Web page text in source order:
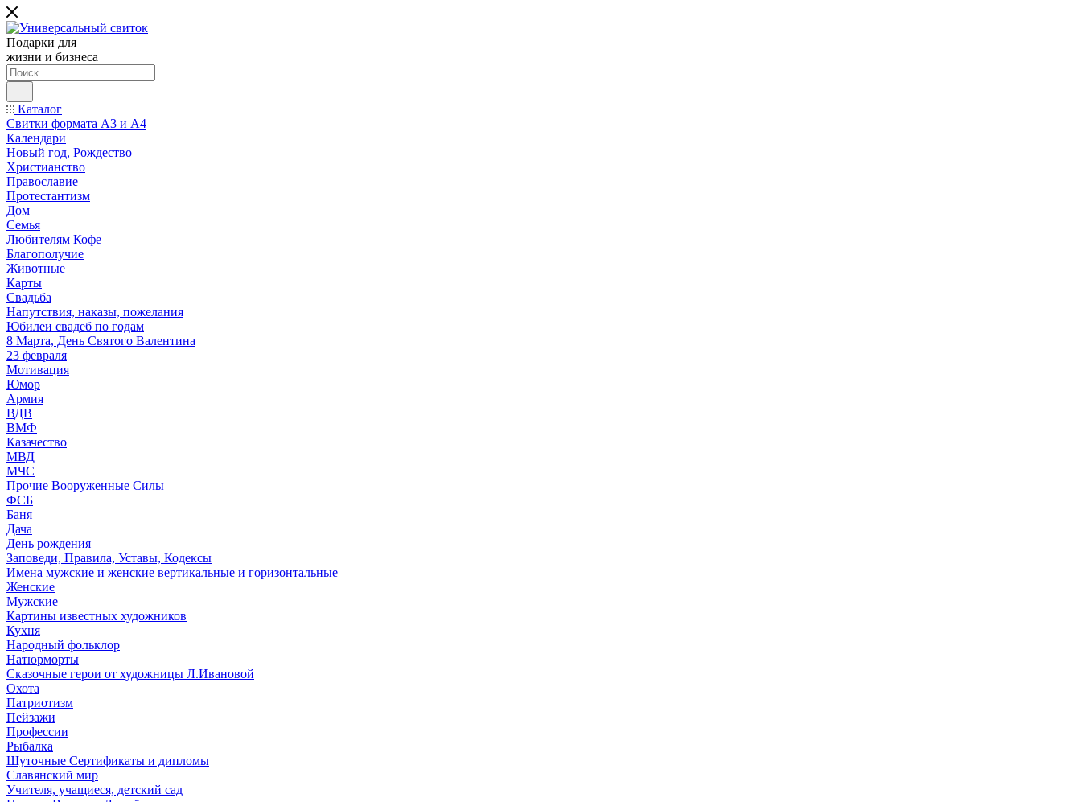
Подарки для
жизни и бизнеса
Каталог
Свитки формата А3 и А4
Календари
Новый год, Рождество
Христианство
Православие
Протестантизм
Дом
Семья
Любителям Кофе
Благополучие
Животные
Карты
Свадьба
Напутствия, наказы, пожелания
Юбилеи свадеб по годам
8 Марта, День Святого Валентина
23 февраля
Мотивация
Юмор
Армия
ВДВ
ВМФ
Казачество
МВД
МЧС
Прочие Вооруженные Силы
ФСБ
Баня
Дача
День рождения
Заповеди, Правила, Уставы, Кодексы
Имена мужские и женские вертикальные и горизонтальные
Женские
Мужские
Картины известных художников
Кухня
Народный фольклор
Натюрморты
Сказочные герои от художницы Л.Ивановой
Охота
Патриотизм
Пейзажи
Профессии
Рыбалка
Шуточные Сертификаты и дипломы
Славянский мир
Учителя, учащиеся, детский сад